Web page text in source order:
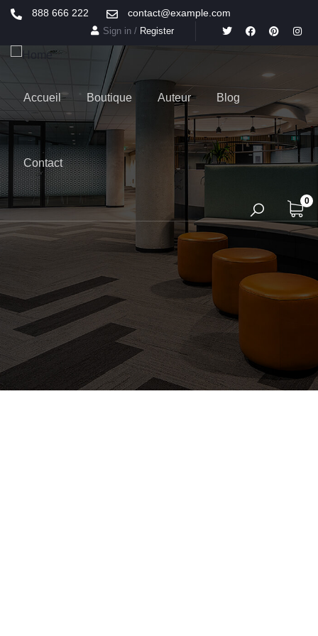
888 666 222 contact@example.com
Sign in / Register
Accueil Boutique Auteur Blog
Contact
0